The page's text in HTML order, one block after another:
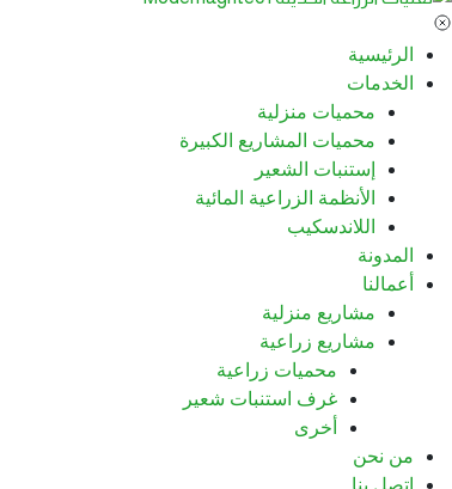
الرئيسية
الخدمات
محميات منزلية
محميات المشاريع الكبيرة
إستنبات الشعير
الأنظمة الزراعية المائية
اللاندسكيب
المدونة
أعمالنا
مشاريع منزلية
مشاريع زراعية
محميات زراعية
غرف استنبات شعير
أخرى
من نحن